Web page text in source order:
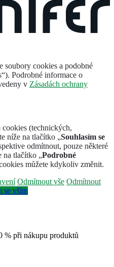
soubory cookies a podobné
Podrobné informace o
v Zásadách ochrany
cookies (technických,
níže na tlačítko „Souhlasím se
odmítnout, pouze některé
na tlačítko „Podrobné
můžete kdykoliv změnit.
Odmítnout vše Odmítnout
se vším
% při nákupu produktů